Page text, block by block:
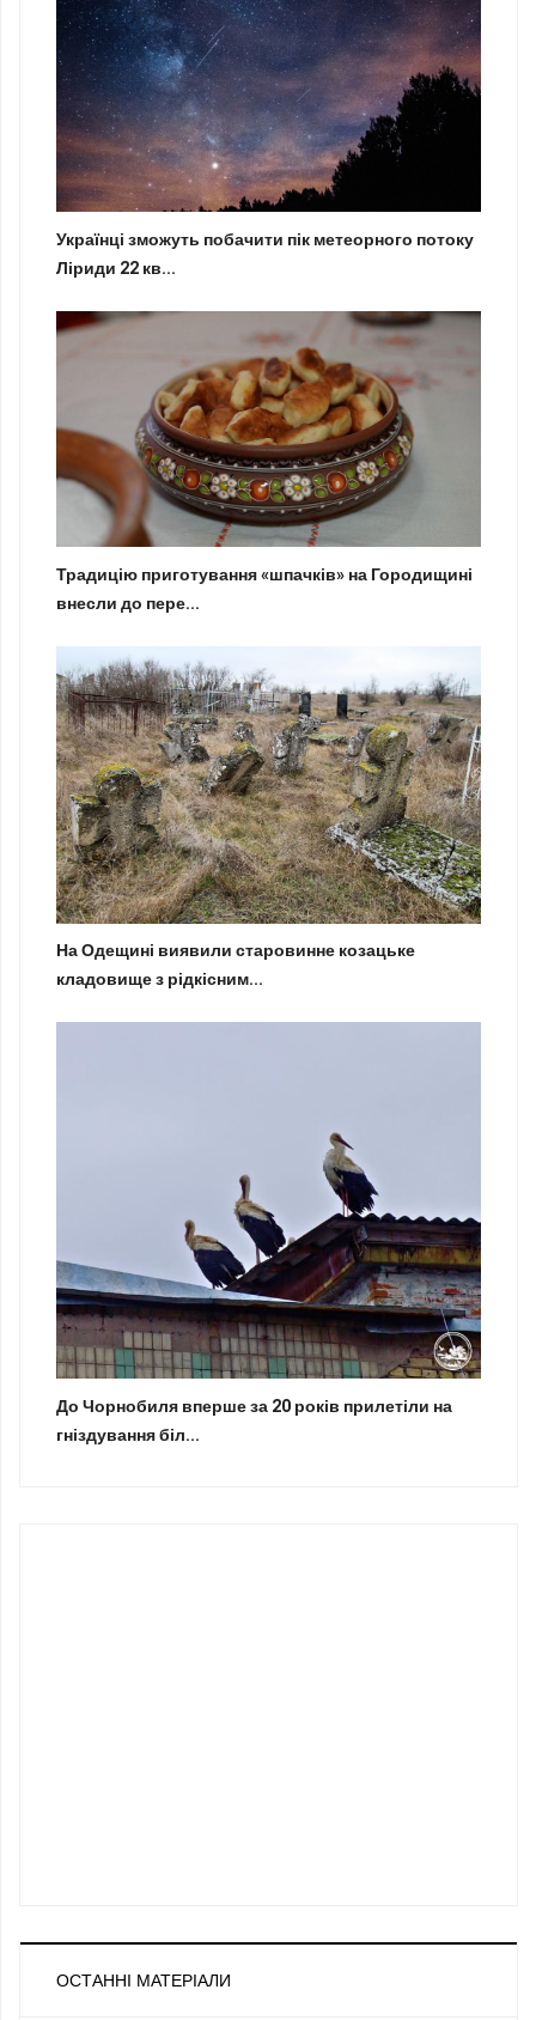
Українці зможуть побачити пік метеорного потоку
Ліриди 22 кв...
Традицію приготування «шпачків» на Городищині
внесли до пере...
На Одещині виявили старовинне козацьке
кладовище з рідкісним...
До Чорнобиля вперше за 20 років прилетіли на
гніздування біл...
ОСТАННІ МАТЕРІАЛИ